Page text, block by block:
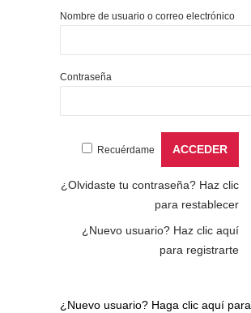
Nombre de usuario o correo electrónico
Contraseña
Recuérdame
¿Olvidaste tu contraseña? Haz clic
para restablecer
¿Nuevo usuario? Haz clic aquí
para registrarte
¿Nuevo usuario? Haga clic aquí para